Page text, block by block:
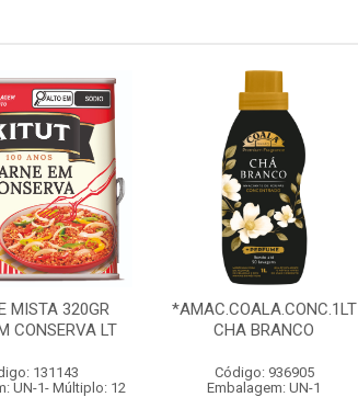
MISTA 320GR
CONSERVA LT
131143
UN-1- Múltiplo: 12
*AMAC.COALA.CONC.1LT
CHA BRANCO
Código: 936905
Embalagem: UN-1